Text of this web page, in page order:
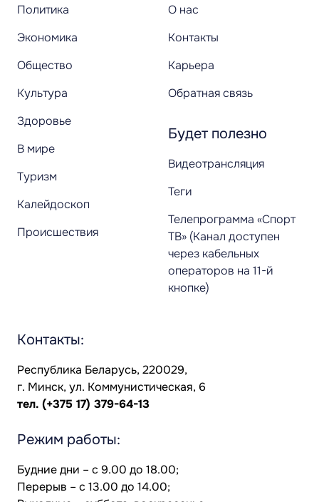
Политика
Экономика
Общество
Культура
Здоровье
В мире
Туризм
Калейдоскоп
Происшествия
О нас
Контакты
Карьера
Обратная связь
Будет полезно
Видеотрансляция
Теги
Телепрограмма «Спорт
ТВ» (Канал доступен
через кабельных
операторов на 11-й
кнопке)
Контакты:
Республика Беларусь, 220029,
г. Минск, ул. Коммунистическая, 6
тел. (+375 17) 379-64-13
Режим работы:
Будние дни – с 9.00 до 18.00;
Перерыв – с 13.00 до 14.00;